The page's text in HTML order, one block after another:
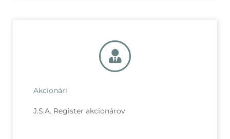
Akcionári
J.S.A. Register akcionárov